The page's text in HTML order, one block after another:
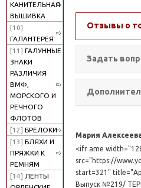
КАНИТЕЛЬНАЯ
ВЫШИВКА
[10]
ГАЛАНТЕРЕЯ
[11] ГАЛУННЫЕ
ЗНАКИ
РАЗЛИЧИЯ
ВМФ,
МОРСКОГО И
РЕЧНОГО
ФЛОТОВ
[12] БРЕЛОКИ
[13] БЛЯХИ И
ПРЯЖКИ К
РЕМНЯМ
[14] ЛЕНТЫ
Отзывы о
Задать
Мария
<ifr ame
src="https://
start=321"
Выпуск №219/